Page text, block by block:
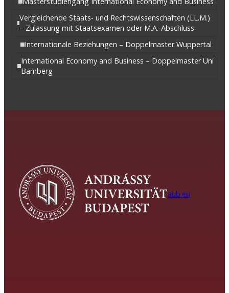
Vergleichende Staats- und Rechtswissenschaften (LL.M.)
– Zulassung mit Staatsexamen oder M.A.-Abschluss
Internationale Beziehungen – Doppelmaster Wuppertal
International Economy and Business – Doppelmaster Uni
Bamberg
aub.eu